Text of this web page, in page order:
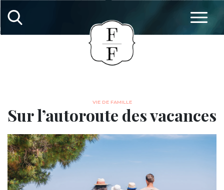
VIE DE FAMILLE
Sur l’autoroute des vacances